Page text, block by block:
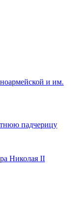
и им.
падчерицу
Николая II